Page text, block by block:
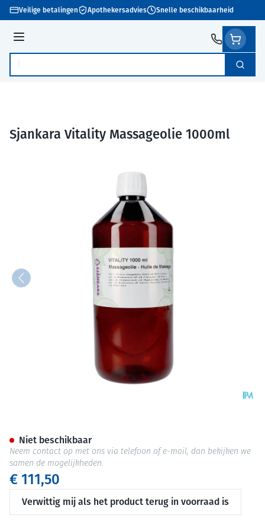
Ga naar de inhoud
Veilige betalingen Apothekersadvies Snelle beschikbaarheid
Menu
Product, merk, categorie... Zoek
Sjankara Vitality Massageolie 1000ml
€ 111,50
Verwittig mij als het product terug in voorraad is
Niet beschikbaar
Neem contact op met ons via telefoon of e-mail, dan bekijken we
samen de mogelijkheden.